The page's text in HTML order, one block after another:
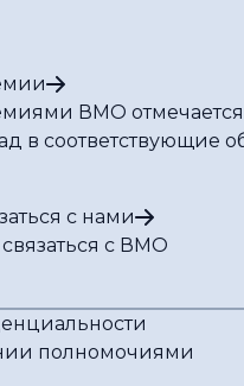
ВМО
в соответствующие
с нами
с ВМО
полномочиями